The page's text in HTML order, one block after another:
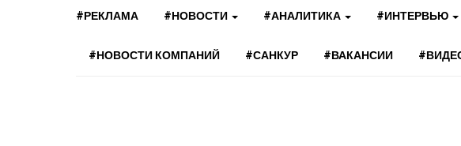
#РЕКЛАМА #НОВОСТИ #АНАЛИТИКА #ИНТЕРВЬЮ
#НОВОСТИ КОМПАНИЙ #САНКУР #ВАКАНСИИ